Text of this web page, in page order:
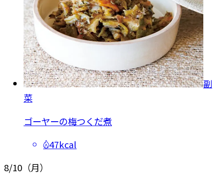
副
菜
ゴーヤーの梅つくだ煮
47kcal
8/10 （月）